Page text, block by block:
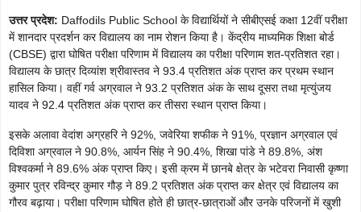
उत्तर प्रदेश: Daffodils Public School के विद्यार्थियों ने सीबीएसई कक्षा 12वीं परीक्षा
में शानदार प्रदर्शन कर विद्यालय का नाम रोशन किया है। केंद्रीय माध्यमिक शिक्षा बोर्ड
(CBSE) द्वारा घोषित परीक्षा परिणाम में विद्यालय का परीक्षा परिणाम शत-प्रतिशत रहा।
विद्यालय के छात्र दिव्यांश श्रीवास्तव ने 93.4 प्रतिशत अंक प्राप्त कर प्रथम स्थान
हासिल किया। वहीं गर्व अग्रवाल ने 93.2 प्रतिशत अंक के साथ दूसरा तथा मृत्युंजय
यादव ने 92.4 प्रतिशत अंक प्राप्त कर तीसरा स्थान प्राप्त किया।
इसके अलावा वेदांश अग्रहरि ने 92%, जवेरिया शफीक ने 91%, प्रज्ञान अग्रवाल एवं
दिविशा अग्रवाल ने 90.8%, आर्यन सिंह ने 90.4%, शिखा पांडे ने 89.8%, अंश
विश्वकर्मा ने 89.6% अंक प्राप्त किए। इसी क्रम में छानबे क्षेत्र के भटेवरा निवासी कृष्णा
कुमार पुत्र रविन्द्र कुमार गौड़ ने 89.2 प्रतिशत अंक प्राप्त कर क्षेत्र एवं विद्यालय का
गौरव बढ़ाया। परीक्षा परिणाम घोषित होते ही छात्र-छात्राओं और उनके परिजनों में खुशी